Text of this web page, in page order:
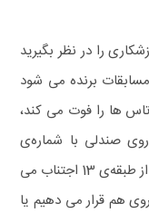
را در نظر بگیرید
برنده می‌ شود
ها را فوت می‌ کند،
صندلی با شماره‌ی
شانس آور می‌نشیند، و تعداد بی‌شماری از ما از طبقه‌ی 13 اجتناب می‌
هم قرار می‌ دهیم یا